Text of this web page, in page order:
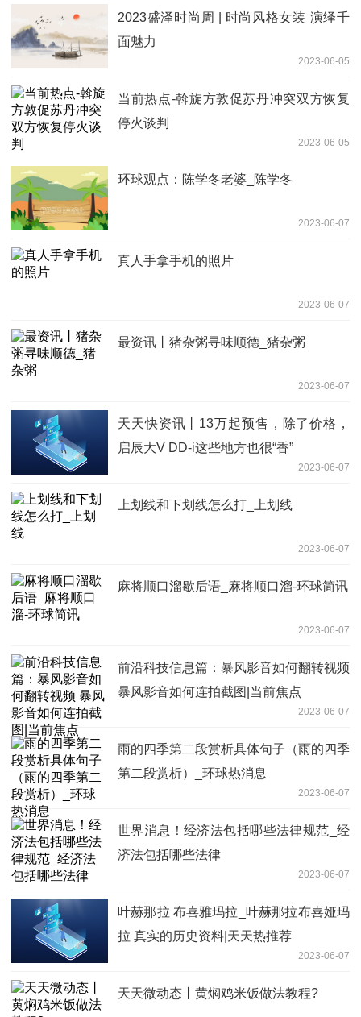
2023盛泽时尚周 | 时尚风格女装 演绎千
面魅力
2023-06-05
当前热点-斡旋方敦促苏丹冲突双方恢复
停火谈判
2023-06-05
环球观点：陈学冬老婆_陈学冬
2023-06-07
真人手拿手机的照片
2023-06-07
最资讯丨猪杂粥寻味顺德_猪杂粥
2023-06-07
天天快资讯丨13万起预售，除了价格，
启辰大V DD-i这些地方也很“香”
2023-06-07
上划线和下划线怎么打_上划线
2023-06-07
麻将顺口溜歇后语_麻将顺口溜-环球简讯
2023-06-07
前沿科技信息篇：暴风影音如何翻转视频
暴风影音如何连拍截图|当前焦点
2023-06-07
雨的四季第二段赏析具体句子（雨的四季
第二段赏析）_环球热消息
2023-06-07
世界消息！经济法包括哪些法律规范_经
济法包括哪些法律
2023-06-07
叶赫那拉 布喜雅玛拉_叶赫那拉布喜娅玛
拉 真实的历史资料|天天热推荐
2023-06-07
天天微动态丨黄焖鸡米饭做法教程?